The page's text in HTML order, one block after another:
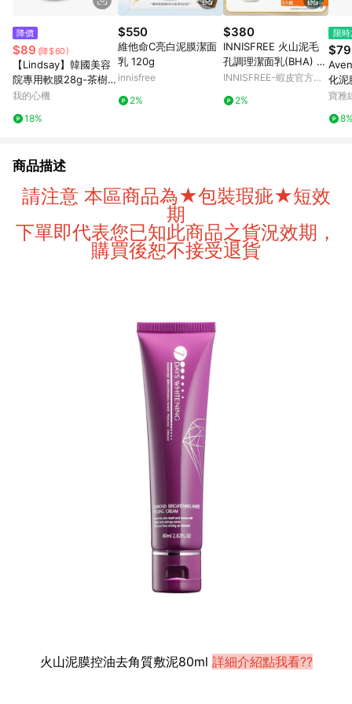
降價
$89 (降$60)
【Lindsay】韓國美容
院專用軟膜28g-茶樹酷
涼
我的心機
18%
$550
維他命C亮白泥膜潔面
乳 120g
innisfree
2%
$380
INNISFREE 火山泥毛
孔調理潔面乳(BHA) 15
0g 官方旗艦店
INNISFREE-蝦皮官方旗
2%
限
化泥
寶雅
商品描述
請注意 本區商品為★包裝瑕疵★短效
期
下單即代表您已知此商品之貨況效期，
購買後恕不接受退貨
火山泥膜控油去角質敷泥80ml 詳細介紹點我看??